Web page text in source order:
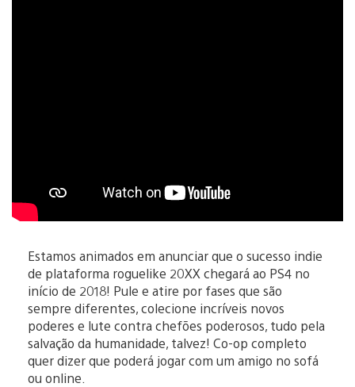
Estamos animados em anunciar que o sucesso indie
de plataforma roguelike 20XX chegará ao PS4 no
início de 2018! Pule e atire por fases que são
sempre diferentes, colecione incríveis novos
poderes e lute contra chefões poderosos, tudo pela
salvação da humanidade, talvez! Co-op completo
quer dizer que poderá jogar com um amigo no sofá
ou online.